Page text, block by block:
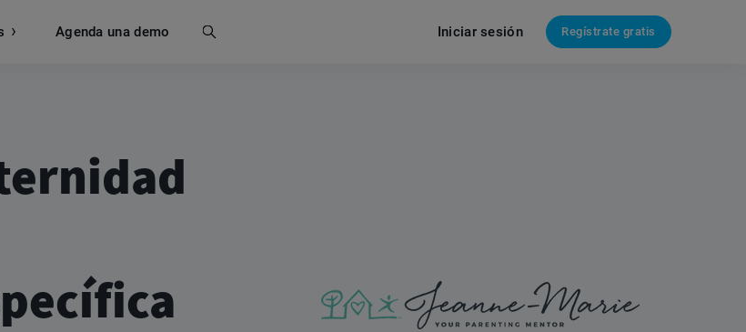
Agenda una demo
Buscar Iniciar sesión Regístrate gratis